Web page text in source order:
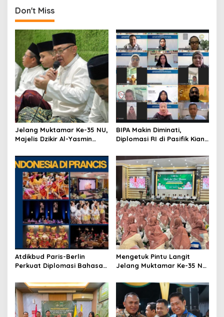
n
a
v
i
g
a
t
i
o
n
Don't Miss
Jelang Muktamar Ke-35 NU,
Majelis Dzikir Al-Yasmin
Persatuan Bangsa
BIPA Makin Diminati,
Diplomasi RI di Pasifik Kian
Atdikbud Paris-Berlin
Perkuat Diplomasi Bahasa
Mengetuk Pintu Langit
Jelang Muktamar Ke-35 NU,
di Surabaya